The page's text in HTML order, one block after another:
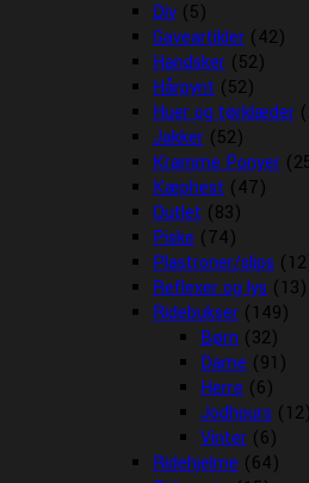
Div (5)
Gaveartikler (42)
Handsker (52)
Hårpynt (52)
Huer og tørklæder
Jakker (52)
Kramme Ponyer
Kæphest (47)
Outlet (83)
Piske (74)
Plastroner/slips
Reflexer og lys (13)
Ridebukser (149)
Børn (32)
Dame (91)
Herre (6)
Jodhpurs (12)
Vinter (6)
Ridehjelme (64)